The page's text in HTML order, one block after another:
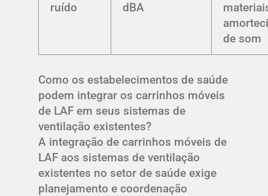
ruído
dBA
de som
Como os estabelecimentos de saúde
podem integrar os carrinhos móveis
de LAF em seus sistemas de
ventilação existentes?
A integração de carrinhos móveis de
LAF aos sistemas de ventilação
existentes no setor de saúde exige
planejamento e coordenação